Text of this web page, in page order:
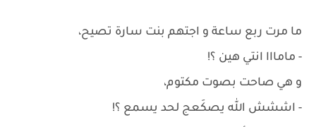
ما مرت ربع ساعة و اجتهم بنت سارة تصيح،
- مامااا انتي هين ؟!
و هي صاحت بصوت مكتوم،
- اششش الله يصكَعج لحد يسمع ؟!